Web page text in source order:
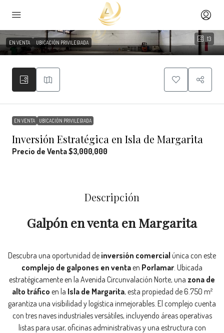
13
EN VENTA UBICACIÓN PRIVILEGIADA
EN VENTA UBICACIÓN PRIVILEGIADA
Inversión Estratégica en Isla de Margarita
Precio de Venta$3,000,000
Descripción
Galpón en venta en Margarita
Descubra una oportunidad de inversión comercial única con este
complejo de galpones en ventaen Porlamar. Ubicada
estratégicamente en la Avenida Circunvalación Norte, una zona de
alto tráfico en la Isla de Margarita, esta propiedad de 6.750 m²
garantiza una visibilidad y logística inmejorables. El complejo cuenta
con tres naves industriales versátiles, incluyendo áreas operativas
listas para usar, oficinas administrativas y una estructura con